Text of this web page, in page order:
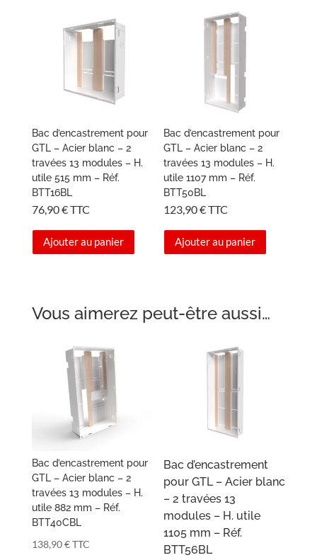
Bac d’encastrement pour
GTL – Acier blanc – 2
travées 13 modules – H.
utile 515 mm – Réf.
BTT16BL
76,90€TTC
Ajouter au panier
Bac d’encastrement pour
GTL – Acier blanc – 2
travées 13 modules – H.
utile 1107 mm – Réf.
BTT50BL
123,90€TTC
Ajouter au panier
Vous aimerez peut-être aussi…
Bac d’encastrement pour
GTL – Acier blanc – 2
travées 13 modules – H.
utile 882 mm – Réf.
BTT40CBL
138,90€TTC
Bac d’encastrement
pour GTL – Acier blanc
– 2 travées 13
modules – H. utile
1105 mm – Réf.
BTT56BL